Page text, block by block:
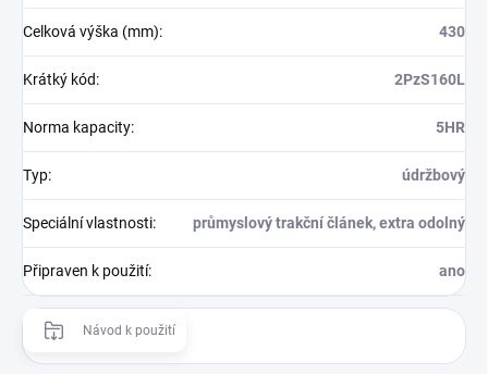
Celková výška (mm): 430
Krátký kód: 2PzS160L
Norma kapacity: 5HR
Typ: údržbový
Speciální vlastnosti: průmyslový trakční článek, extra odolný
Připraven k použití: ano
Návod k použití